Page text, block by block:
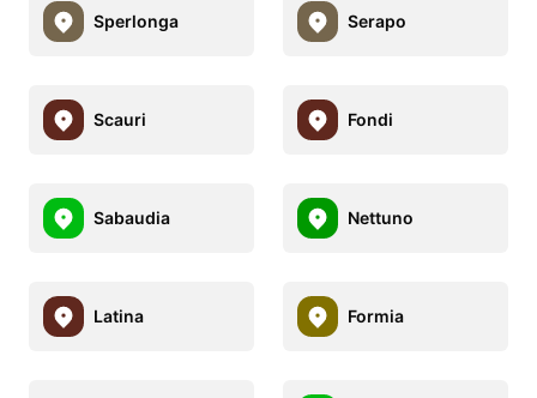
Sperlonga Serapo
Scauri Fondi
Sabaudia Nettuno
Latina Formia